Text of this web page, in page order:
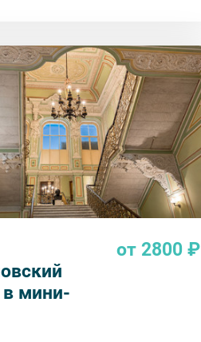
мини-
от 2800 ₽